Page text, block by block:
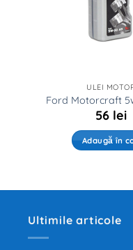
ULEI
Ford Motorcraft
56 lei
Adaugă în
Ultimile articole